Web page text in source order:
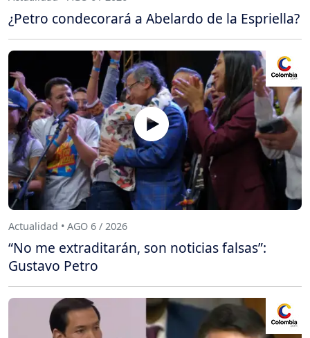
¿Petro condecorará a Abelardo de la Espriella?
Actualidad • AGO 6 / 2026
“No me extraditarán, son noticias falsas”:
Gustavo Petro